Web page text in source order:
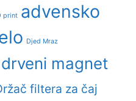
print advensko
Djed Mraz
drveni magnet
filtera za čaj